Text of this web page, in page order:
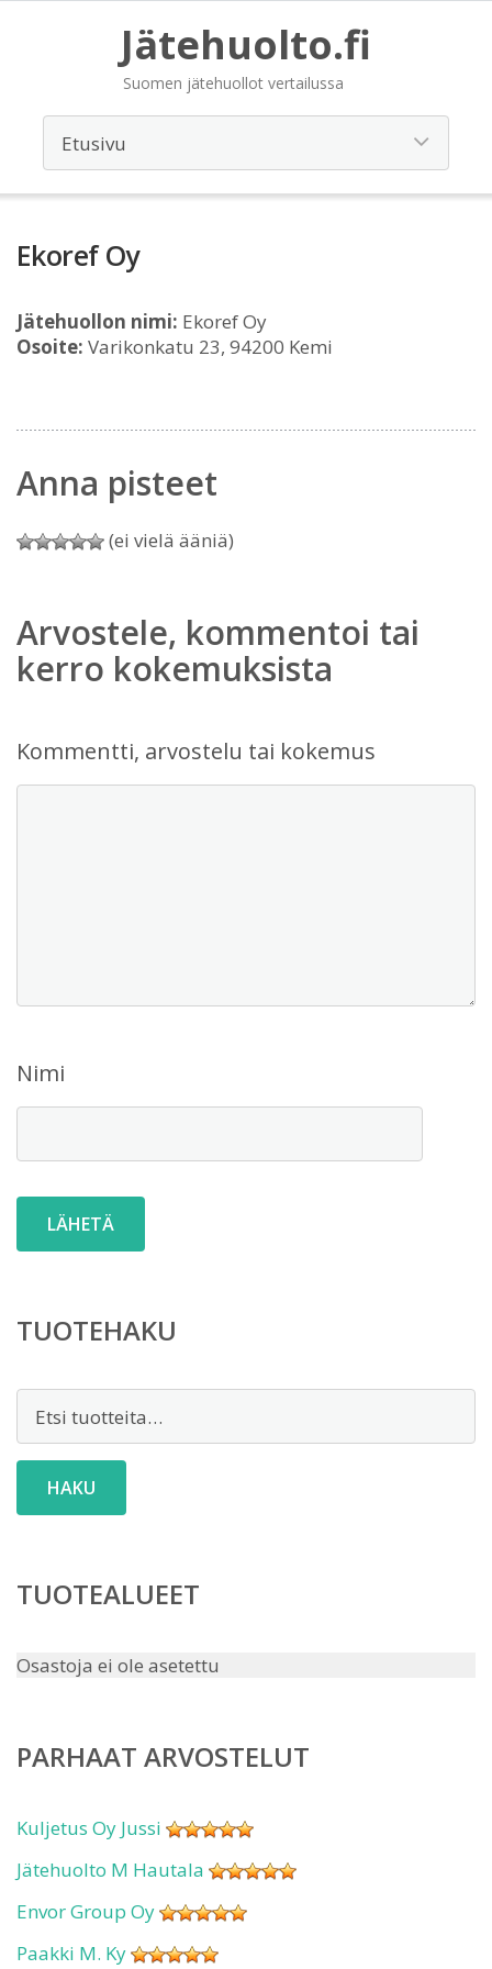
Jätehuolto.fi
Suomen jätehuollot vertailussa
Ekoref Oy
Jätehuollon nimi: Ekoref Oy
Osoite: Varikonkatu 23, 94200 Kemi
Anna pisteet
(ei vielä ääniä)
Arvostele, kommentoi tai
kerro kokemuksista
Kommentti, arvostelu tai kokemus
Nimi
TUOTEHAKU
HAKU
TUOTEALUEET
Osastoja ei ole asetettu
PARHAAT ARVOSTELUT
Kuljetus Oy Jussi
Jätehuolto M Hautala
Envor Group Oy
Paakki M. Ky